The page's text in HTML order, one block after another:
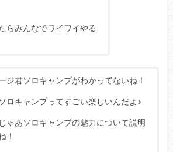
らみんなでワイワイやる
ジ君ソロキャンプがわかってないね！
ロキャンプってすごい楽しいんだよ♪
ゃあソロキャンプの魅力について説明
！